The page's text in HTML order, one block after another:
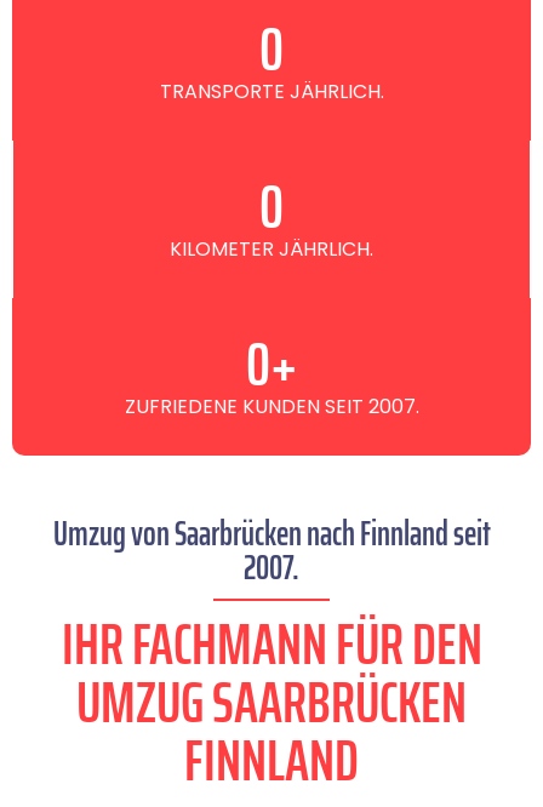
TRANSPORTE JÄHRLICH.
0
KILOMETER JÄHRLICH.
0
ZUFRIEDENE KUNDEN SEIT 2007.
0+
Umzug von Saarbrücken nach Finnland seit
2007.
IHR FACHMANN FÜR DEN
UMZUG SAARBRÜCKEN
FINNLAND